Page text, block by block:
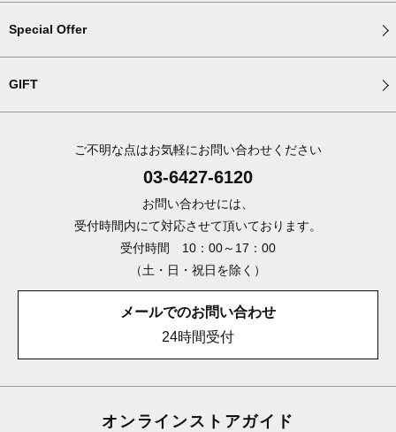
Special Offer
GIFT
ご不明な点はお気軽にお問い合わせください
03-6427-6120
お問い合わせには、
受付時間内にて対応させて頂いております。
受付時間 10：00～17：00
（土・日・祝日を除く）
メールでのお問い合わせ
24時間受付
オンラインストアガイド